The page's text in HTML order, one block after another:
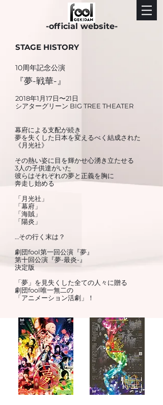
-official website-
STAGE HISTORY
10周年記念公演
『夢-戦華-』
2018年1月17日〜21日
シアターグリーン BIG TREE THEATER
幕府による支配が続き
夢を失くした日本を変えるべく結成された
《月光社》
その熱い姿に目を輝かせ心湧き立たせる
3人の子供達がいた
彼らはそれぞれの夢と正義を胸に
奔走し始める
「月光社」
「幕府」
「海賊」
「陽炎」
…その行く末は？
劇団fool第一回公演『夢』
第十回公演『夢-最炎-』
決定版
「夢」を見失くした全ての人々に贈る
劇団fool唯一無二の
「アニメーション活劇」！